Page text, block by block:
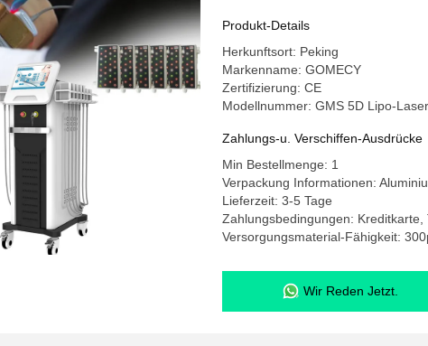
Produkt-Details
Herkunftsort: Peking
Markenname: GOMECY
Zertifizierung: CE
Modellnummer: GMS 5D Lipo-Laser
Zahlungs-u. Verschiffen-Ausdrücke
Min Bestellmenge: 1
Verpackung Informationen:
Lieferzeit: 3-5 Tage
Zahlungsbedingungen: Kreditkarte,
Versorgungsmaterial-Fähigkeit:
Wir Reden Jetzt.